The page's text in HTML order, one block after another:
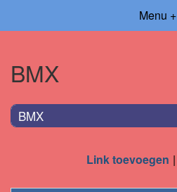
Menu +
BMX
BMX
Link toevoegen